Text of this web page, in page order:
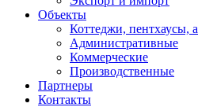
Объекты
Коттеджи, пентхаусы,
Административные
Коммерческие
Производственные
Партнеры
Контакты